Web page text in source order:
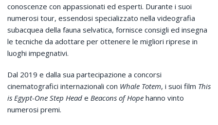
conoscenze con appassionati ed esperti. Durante i suoi
numerosi tour, essendosi specializzato nella videografia
subacquea della fauna selvatica, fornisce consigli ed insegna
le tecniche da adottare per ottenere le migliori riprese in
luoghi impegnativi.
Dal 2019 e dalla sua partecipazione a concorsi
cinematografici internazionali con Whale Totem, i suoi film This
is Egypt-One Step Head e Beacons of Hope hanno vinto
numerosi premi.